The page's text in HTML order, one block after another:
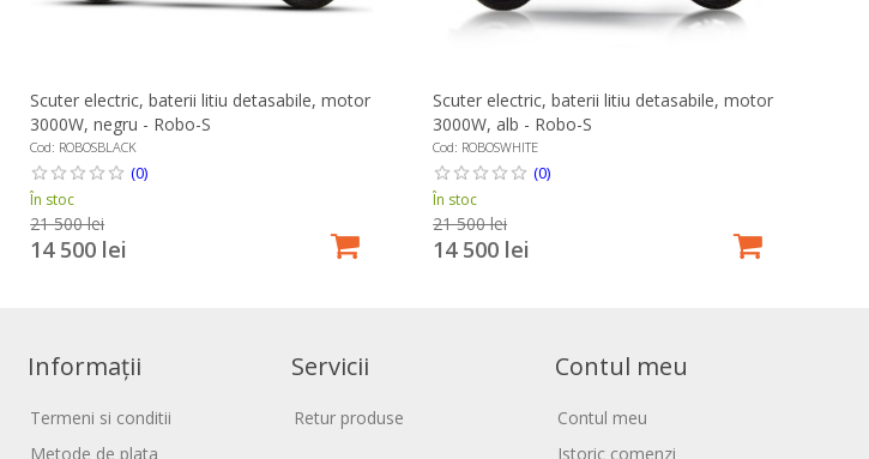
Scuter electric, baterii litiu detasabile, motor
3000W, negru - Robo-S
Cod: ROBOSBLACK
(0)
În stoc
21 500 lei
14 500 lei
Scuter electric, baterii litiu detasabile, motor
3000W, alb - Robo-S
Cod: ROBOSWHITE
(0)
În stoc
21 500 lei
14 500 lei
Informații
Termeni si conditii
Metode de plata
Servicii
Retur produse
Contul meu
Contul meu
Istoric comenzi